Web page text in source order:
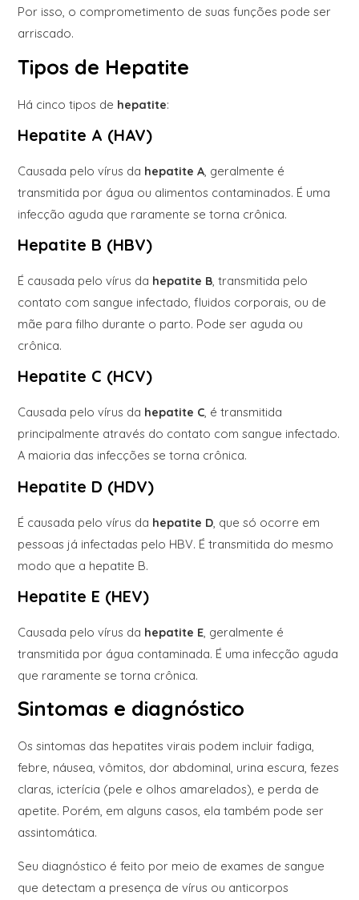
Por isso, o comprometimento de suas funções pode ser
arriscado.
Tipos de Hepatite
Há cinco tipos de hepatite:
Hepatite A (HAV)
Causada pelo vírus da hepatite A, geralmente é
transmitida por água ou alimentos contaminados. É uma
infecção aguda que raramente se torna crônica.
Hepatite B (HBV)
É causada pelo vírus da hepatite B, transmitida pelo
contato com sangue infectado, fluidos corporais, ou de
mãe para filho durante o parto. Pode ser aguda ou
crônica.
Hepatite C (HCV)
Causada pelo vírus da hepatite C, é transmitida
principalmente através do contato com sangue infectado.
A maioria das infecções se torna crônica.
Hepatite D (HDV)
É causada pelo vírus da hepatite D , que só ocorre em
pessoas já infectadas pelo HBV. É transmitida do mesmo
modo que a hepatite B.
Hepatite E (HEV)
Causada pelo vírus da hepatite E, geralmente é
transmitida por água contaminada. É uma infecção aguda
que raramente se torna crônica.
Sintomas e diagnóstico
Os sintomas das hepatites virais podem incluir fadiga,
febre, náusea, vômitos, dor abdominal, urina escura, fezes
claras, icterícia (pele e olhos amarelados), e perda de
apetite. Porém, em alguns casos, ela também pode ser
assintomática.
Seu diagnóstico é feito por meio de exames de sangue
que detectam a presença de vírus ou anticorpos